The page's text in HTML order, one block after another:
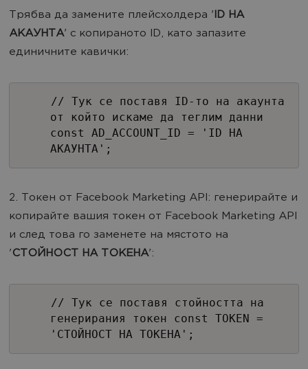
Трябва да замените плейсхолдера 'ID НА
АКАУНТА' с копираното ID, като запазите
единичните кавички:
// Тук се поставя ID-то на акаунта
от който искаме да теглим данни
const AD_ACCOUNT_ID = 'ID НА
АКАУНТА';
2. Токен от Facebook Marketing API: генерирайте и
копирайте вашия токен от Facebook Marketing API
и след това го заменете на мястото на
'СТОЙНОСТ НА ТОКЕНА':
// Тук се поставя стойността на
генерирания токен const TOKEN =
'СТОЙНОСТ НА ТОКЕНА';